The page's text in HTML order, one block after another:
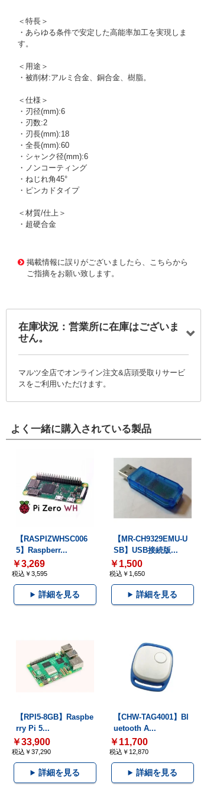
＜特長＞
・あらゆる条件で安定した高能率加工を実現しま
す。
＜用途＞
・被削材:アルミ合金、銅合金、樹脂。
＜仕様＞
・刃径(mm):6
・刃数:2
・刃長(mm):18
・全長(mm):60
・シャンク径(mm):6
・ノンコーティング
・ねじれ角45°
・ピンカドタイプ
＜材質/仕上＞
・超硬合金
掲載情報に誤りがございましたら、こちらから
ご指摘をお願い致します。
在庫状況：営業所に在庫はございま
せん。
マルツ全店でオンライン注文&店頭受取りサービ
スをご利用いただけます。
よく一緒に購入されている製品
【RASPIZWHSC006
5】Raspberr...
￥3,269
税込￥3,595
詳細を見る
【MR-CH9329EMU-U
SB】USB接続版...
￥1,500
税込￥1,650
詳細を見る
【RPI5-8GB】Raspbe
rry Pi 5...
￥33,900
税込￥37,290
詳細を見る
【CHW-TAG4001】Bl
uetooth A...
￥11,700
税込￥12,870
詳細を見る